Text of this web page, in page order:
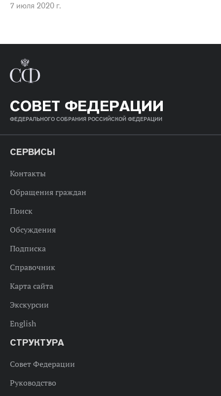
7 июля 2020 г.
СОВЕТ ФЕДЕРАЦИИ
ФЕДЕРАЛЬНОГО СОБРАНИЯ РОССИЙСКОЙ ФЕДЕРАЦИИ
СЕРВИСЫ
Контакты
Обращения граждан
Поиск
Обсуждения
Подписка
Справочник
Карта сайта
Экскурсии
English
СТРУКТУРА
Совет Федерации
Руководство